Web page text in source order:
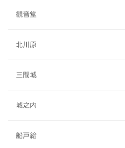
観音堂
北川原
三間城
城之内
船戸給